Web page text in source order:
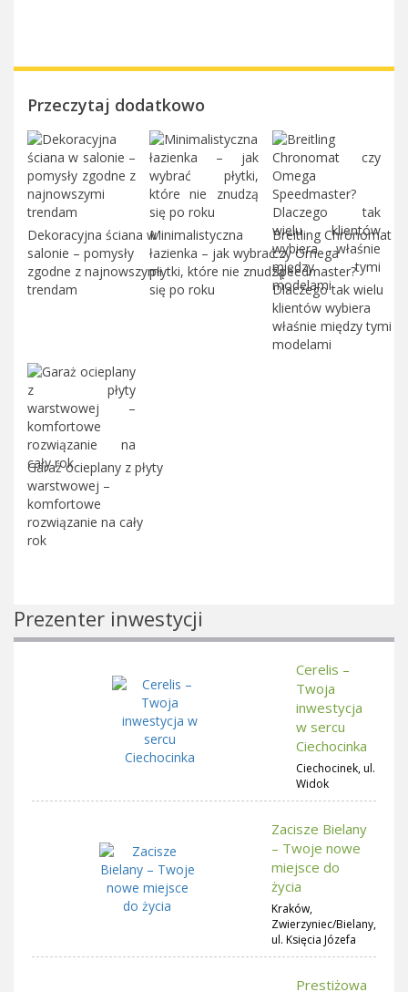
Przeczytaj dodatkowo
Dekoracyjna ściana w
salonie – pomysły
zgodne z najnowszymi
trendam
Minimalistyczna
łazienka – jak wybrać
płytki, które nie znudzą
się po roku
Breitling Chronomat
czy Omega
Speedmaster?
Dlaczego tak wielu
klientów wybiera
właśnie między tymi
modelami
Garaż ocieplany z płyty
warstwowej –
komfortowe
rozwiązanie na cały
rok
Prezenter inwestycji
Cerelis –
Twoja
inwestycja
w sercu
Ciechocinka
Ciechocinek, ul.
Widok
Zacisze Bielany
– Twoje nowe
miejsce do
życia
Kraków,
Zwierzyniec/Bielany,
ul. Księcia Józefa
Prestiżowa